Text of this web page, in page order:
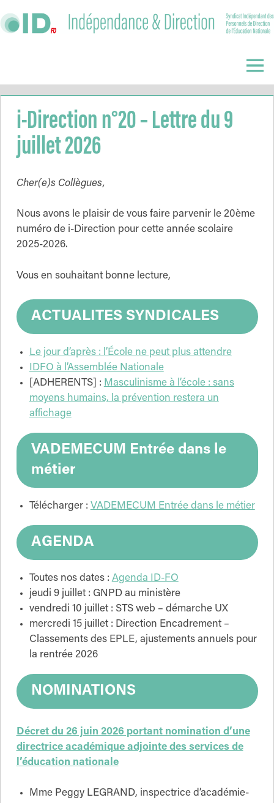
to
Direction
Menu
i-Direction n°20 – Lettre du 9
juillet 2026
Cher(e)s Collègues,
Nous avons le plaisir de vous faire parvenir le 20ème
numéro de i-Direction pour cette année scolaire
2025-2026.
Vous en souhaitant bonne lecture,
ACTUALITES SYNDICALES
Le jour d’après : l’École ne peut plus attendre
IDFO à l’Assemblée Nationale
[ADHERENTS] : Masculinisme à l’école : sans
moyens humains, la prévention restera un
affichage
VADEMECUM Entrée dans le
métier
Télécharger : VADEMECUM Entrée dans le métier
AGENDA
Toutes nos dates : Agenda ID-FO
jeudi 9 juillet : GNPD au ministère
vendredi 10 juillet : STS web – démarche UX
mercredi 15 juillet : Direction Encadrement –
Classements des EPLE, ajustements annuels pour
la rentrée 2026
NOMINATIONS
Décret du 26 juin 2026 portant nomination d’une
directrice académique adjointe des services de
l’éducation nationale
Mme Peggy LEGRAND, inspectrice d’académie-